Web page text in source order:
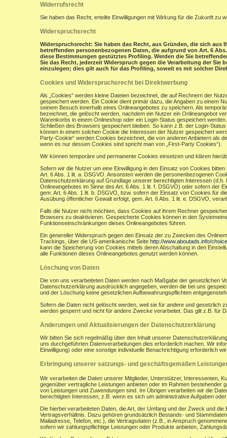
Widerrufsrecht
Sie haben das Recht, erteilte Einwilligungen mit Wirkung für die Zukunft zu
Widerspruchsrecht
Widerspruchsrecht: Sie haben das Recht, aus Gründen, die sich aus
betreffenden personenbezogenen Daten, die aufgrund von Art. 6
diese Bestimmungen gestütztes Profiling. Werden die Sie
Sie das Recht, jederzeit Widerspruch gegen die Verarbeitung der
einzulegen; dies gilt auch für das Profiling, soweit es mit solcher
Cookies und Widerspruchsrecht bei Direktwerbung
Als „Cookies“ werden kleine Dateien bezeichnet, die auf Rechnern der
gespeichert werden. Ein Cookie dient primär dazu, die Angaben zu einem
seinem Besuch innerhalb eines Onlineangebotes zu speichern. Als
bezeichnet, die gelöscht werden, nachdem ein Nutzer ein Onlineangebot
Warenkorbs in einem Onlineshop oder ein Login-Status gespeichert
Schließen des Browsers gespeichert bleiben. So kann z.B. der Login-
können in einem solchen Cookie die Interessen der Nutzer gespeichert
Party-Cookie“ werden Cookies bezeichnet, die von anderen Anbietern als
wenn es nur dessen Cookies sind spricht man von „First-Party Cookies“).
Wir können temporäre und permanente Cookies einsetzen und klären
Sofern wir die Nutzer um eine Einwilligung in den Einsatz von Cookies
Art. 6 Abs. 1 lit. a. DSGVO. Ansonsten werden die personenbezogenen
Datenschutzerklärung auf Grundlage unserer berechtigten Interessen
Onlineangebotes im Sinne des Art. 6 Abs. 1 lit. f. DSGVO) oder sofern der
gem. Art. 6 Abs. 1 lit. b. DSGVO, bzw. sofern der Einsatz von Cookies für
Ausübung öffentlicher Gewalt erfolgt, gem. Art. 6 Abs. 1 lit. e. DSGVO,
Falls die Nutzer nicht möchten, dass Cookies auf ihrem Rechner
Browsers zu deaktivieren. Gespeicherte Cookies können in den
Funktionseinschränkungen dieses Onlineangebotes führen.
Ein genereller Widerspruch gegen den Einsatz der zu Zwecken des
Trackings, über die US-amerikanische Seite http://www.aboutads.info/
kann die Speicherung von Cookies mittels deren Abschaltung in den
alle Funktionen dieses Onlineangebotes genutzt werden können.
Löschung von Daten
Die von uns verarbeiteten Daten werden nach Maßgabe der gesetzlichen
Datenschutzerklärung ausdrücklich angegeben, werden die bei uns
und der Löschung keine gesetzlichen Aufbewahrungspflichten
Sofern die Daten nicht gelöscht werden, weil sie für andere und gesetzlich
werden gesperrt und nicht für andere Zwecke verarbeitet. Das gilt z.B. für
Änderungen und Aktualisierungen der Datenschutzerklärung
Wir bitten Sie sich regelmäßig über den Inhalt unserer
uns durchgeführten Datenverarbeitungen dies erforderlich machen. Wir
Einwilligung) oder eine sonstige individuelle Benachrichtigung erforderlich
Erbringung unserer satzungs- und geschäftsgemäßen
Wir verarbeiten die Daten unserer Mitglieder, Unterstützer, Interessenten,
gegenüber vertragliche Leistungen anbieten oder im Rahmen
von Leistungen und Zuwendungen sind. Im Übrigen verarbeiten wir die
berechtigten Interessen, z.B. wenn es sich um administrative Aufgaben
Die hierbei verarbeiteten Daten, die Art, der Umfang und der Zweck und
Vertragsverhältnis. Dazu gehören grundsätzlich Bestands- und
Mailadresse, Telefon, etc.), die Vertragsdaten (z.B., in Anspruch
sofern wir zahlungspflichtige Leistungen oder Produkte anbieten,